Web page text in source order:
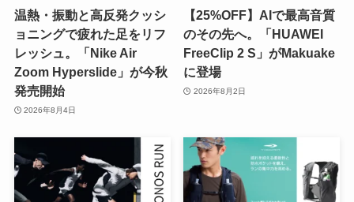
温熱・振動と高反発クッシ
ョニングで疲れた足をリフ
レッシュ。「Nike Air
Zoom Hyperslide」が今秋
発売開始
2026年8月4日
【25%OFF】AIで最高音質
のその先へ。「HUAWEI
FreeClip 2 S」がMakuake
に登場
2026年8月2日